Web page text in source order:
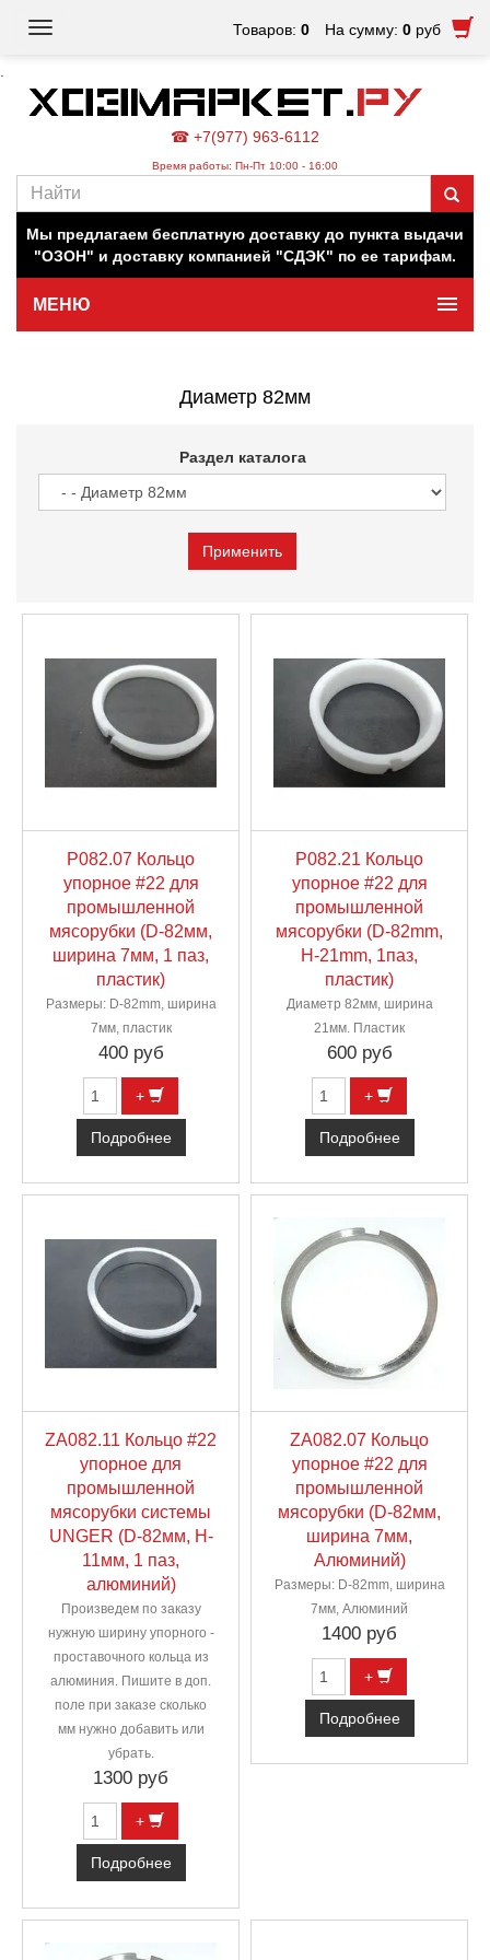
Товаров: 0 На сумму: 0 руб
Toggle
☎ +7(977) 963-6112
Время работы: Пн-Пт 10:00 - 16:00
Наш магазин работает для вас в обычном режиме. Все
Мы предлагаем бесплатную доставку до пункта выдачи
"ОЗОН" и доставку компанией "СДЭК" по ее тарифам.
МЕНЮ
Диаметр 82мм
Раздел каталога
P082.07 Кольцо
упорное #22 для
промышленной
мясорубки (D-82мм,
ширина 7мм, 1 паз,
пластик)
Размеры: D-82mm, ширина
7мм, пластик
400 руб
+
Подробнее
P082.21 Кольцо
упорное #22 для
промышленной
мясорубки (D-82mm,
H-21mm, 1паз,
пластик)
Диаметр 82мм, ширина
21мм. Пластик
600 руб
+
Подробнее
ZA082.11 Кольцо #22
упорное для
промышленной
мясорубки системы
UNGER (D-82мм, H-
11мм, 1 паз,
алюминий)
Произведем по заказу
нужную ширину упорного -
проставочного кольца из
алюминия. Пишите в доп.
поле при заказе сколько
мм нужно добавить или
убрать.
1300 руб
+
Подробнее
ZA082.07 Кольцо
упорное #22 для
промышленной
мясорубки (D-82мм,
ширина 7мм,
Алюминий)
Размеры: D-82mm, ширина
7мм, Алюминий
1400 руб
+
Подробнее